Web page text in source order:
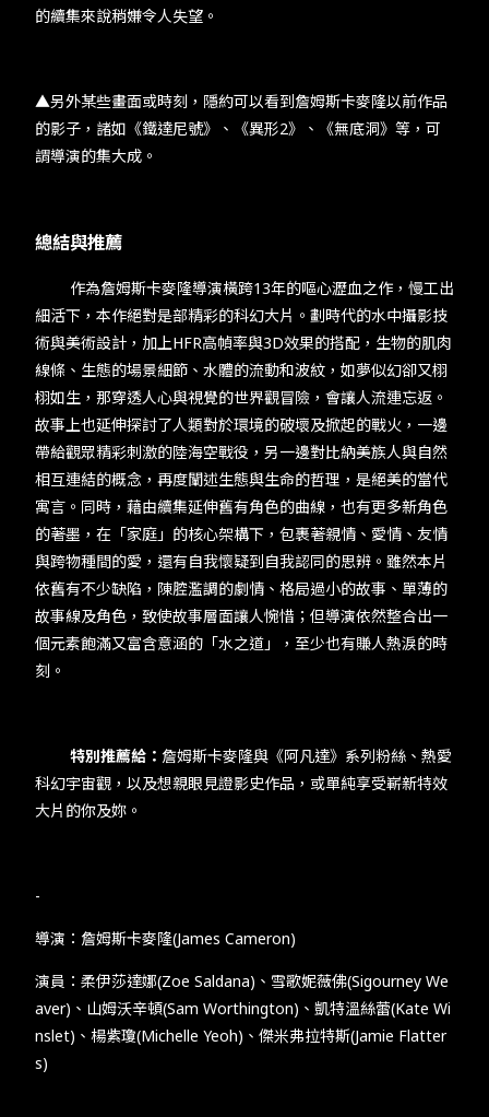
的續集來說稍嫌令人失望。
▲另外某些畫面或時刻，隱約可以看到詹姆斯卡麥隆以前作品
的影子，諸如《鐵達尼號》、《異形2》、《無底洞》等，可
謂導演的集大成。
總結與推薦
作為詹姆斯卡麥隆導演橫跨13年的嘔心瀝血之作，慢工出
細活下，本作絕對是部精彩的科幻大片。劃時代的水中攝影技
術與美術設計，加上HFR高幀率與3D效果的搭配，生物的肌肉
線條、生態的場景細節、水體的流動和波紋，如夢似幻卻又栩
栩如生，那穿透人心與視覺的世界觀冒險，會讓人流連忘返。
故事上也延伸探討了人類對於環境的破壞及掀起的戰火，一邊
帶給觀眾精彩刺激的陸海空戰役，另一邊對比納美族人與自然
相互連結的概念，再度闡述生態與生命的哲理，是絕美的當代
寓言。同時，藉由續集延伸舊有角色的曲線，也有更多新角色
的著墨，在「家庭」的核心架構下，包裹著親情、愛情、友情
與跨物種間的愛，還有自我懷疑到自我認同的思辨。雖然本片
依舊有不少缺陷，陳腔濫調的劇情、格局過小的故事、單薄的
故事線及角色，致使故事層面讓人惋惜；但導演依然整合出一
個元素飽滿又富含意涵的「水之道」，至少也有賺人熱淚的時
刻。
特別推薦給： 詹姆斯卡麥隆與《阿凡達》系列粉絲、熱愛
科幻宇宙觀，以及想親眼見證影史作品，或單純享受嶄新特效
大片的你及妳。
-
導演：詹姆斯卡麥隆(James Cameron)
演員：柔伊莎達娜(Zoe Saldana)、雪歌妮薇佛(Sigourney We
aver)、山姆沃辛頓(Sam Worthington)、凱特溫絲蕾(Kate Wi
nslet)、楊紫瓊(Michelle Yeoh)、傑米弗拉特斯(Jamie Flatter
s)